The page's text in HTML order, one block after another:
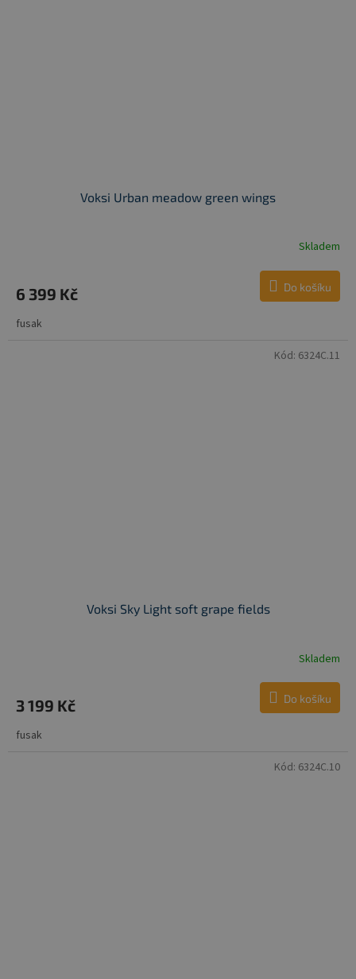
Voksi Urban meadow green wings
Skladem
6 399 Kč Do košíku
fusak
Voksi Sky Light soft grape fields
Skladem
3 199 Kč Do košíku
fusak
Kód: 6324C.11
Kód: 6324C.10